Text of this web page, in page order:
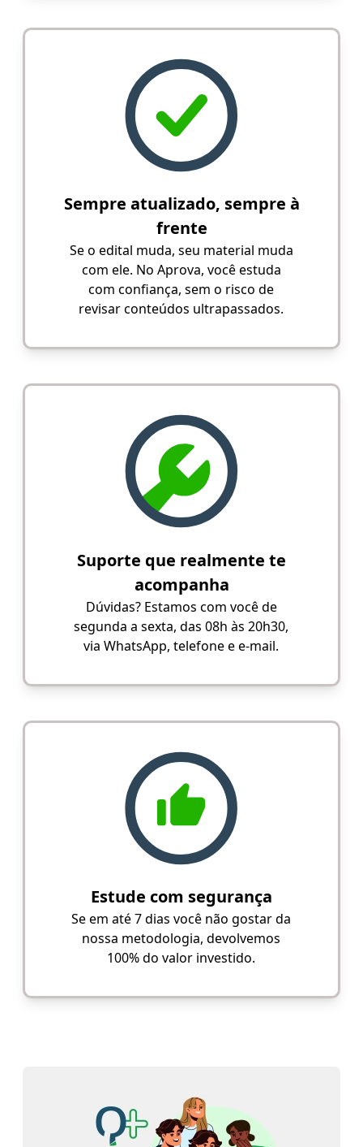
Sempre atualizado, sempre à
frente
Se o edital muda, seu material muda
com ele. No Aprova, você estuda
com confiança, sem o risco de
revisar conteúdos ultrapassados.
Suporte que realmente te
acompanha
Dúvidas? Estamos com você de
segunda a sexta, das 08h às 20h30,
via WhatsApp, telefone e e-mail.
Estude com segurança
Se em até 7 dias você não gostar da
nossa metodologia, devolvemos
100% do valor investido.